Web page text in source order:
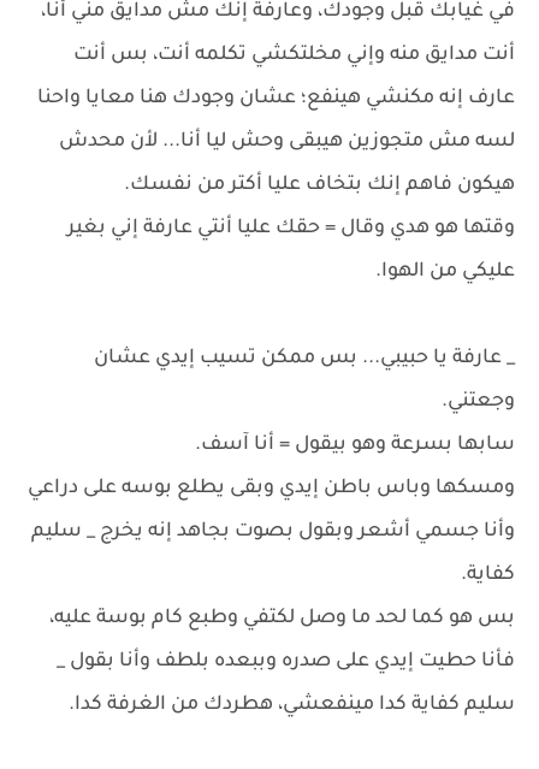
في غيابك قبل وجودك، وعارفة إنك مش مدايق مني أنا،
أنت مدايق منه وإني مخلتكشي تكلمه أنت، بس أنت
عارف إنه مكنشي هينفع؛ عشان وجودك هنا معايا واحنا
لسه مش متجوزين هيبقى وحش ليا أنا... لأن محدش
هيكون فاهم إنك بتخاف عليا أكتر من نفسك.
وقتها هو هدي وقال = حقك عليا أنتي عارفة إني بغير
عليكي من الهوا.
_ عارفة يا حبيبي... بس ممكن تسيب إيدي عشان
وجعتني.
سابها بسرعة وهو بيقول = أنا آسف.
ومسكها وباس باطن إيدي وبقى يطلع بوسه على دراعي
وأنا جسمي أشعر وبقول بصوت بجاهد إنه يخرج _ سليم
كفاية.
بس هو كما لحد ما وصل لكتفي وطبع كام بوسة عليه،
فأنا حطيت إيدي على صدره وببعده بلطف وأنا بقول _
سليم كفاية كدا مينفعشي، هطردك من الغرفة كدا.